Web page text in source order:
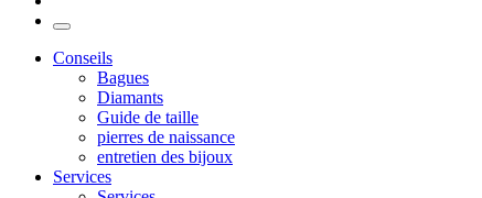
Conseils
Bagues
Diamants
Guide de taille
pierres de naissance
entretien des bijoux
Services